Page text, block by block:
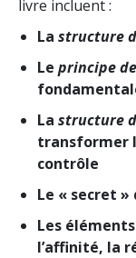
livre incluent :
La structure
Le principe
La structure
transformer
contrôle
Le « secret »
Les
l’affinité, la